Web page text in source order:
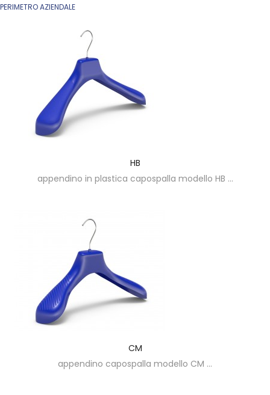
PERIMETRO AZIENDALE
HB
appendino in plastica capospalla modello HB ...
CM
appendino capospalla modello CM ...